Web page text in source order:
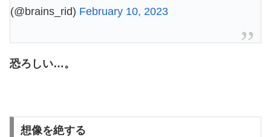
(@brains_rid) February 10, 2023
恐ろしい…。
想像を絶する